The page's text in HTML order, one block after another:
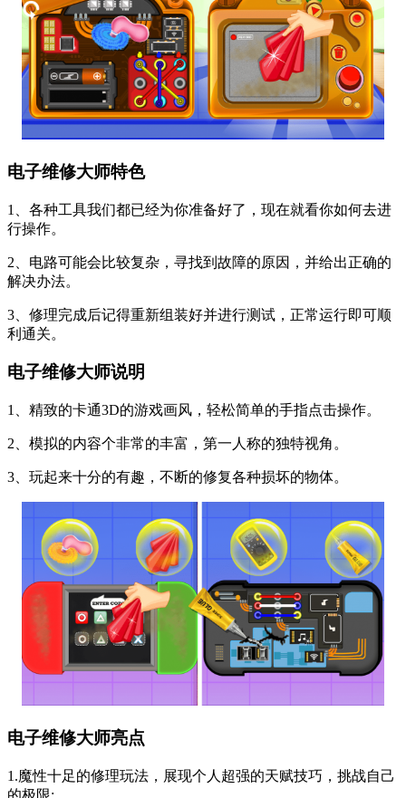
电子维修大师特色
1、各种工具我们都已经为你准备好了，现在就看你如何去进
行操作。
2、电路可能会比较复杂，寻找到故障的原因，并给出正确的
解决办法。
3、修理完成后记得重新组装好并进行测试，正常运行即可顺
利通关。
电子维修大师说明
1、精致的卡通3D的游戏画风，轻松简单的手指点击操作。
2、模拟的内容个非常的丰富，第一人称的独特视角。
3、玩起来十分的有趣，不断的修复各种损坏的物体。
电子维修大师亮点
1.魔性十足的修理玩法，展现个人超强的天赋技巧，挑战自己
的极限;